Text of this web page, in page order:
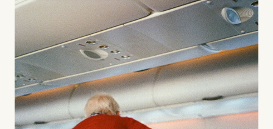
Photography
Out of Print
Artworks
Goods
Editorial
Instagram
About
Forgot your password?
Sign in
Create account